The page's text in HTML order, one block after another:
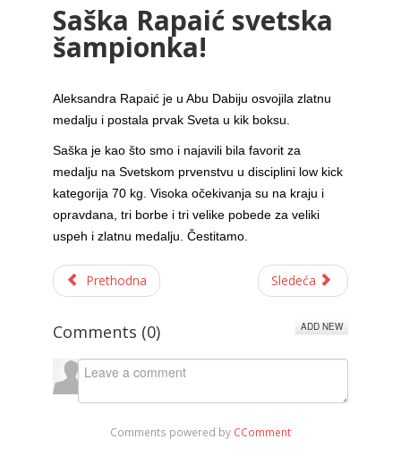
Saška Rapaić svetska
šampionka!
Aleksandra Rapaić je u Abu Dabiju osvojila zlatnu
medalju i postala prvak Sveta u kik boksu.
Saška je kao što smo i najavili bila favorit za
medalju na Svetskom prvenstvu u disciplini low kick
kategorija 70 kg. Visoka očekivanja su na kraju i
opravdana, tri borbe i tri velike pobede za veliki
uspeh i zlatnu medalju. Čestitamo.
Prethodna Sledeća
Comments (0) ADD NEW
Comments powered by CComment